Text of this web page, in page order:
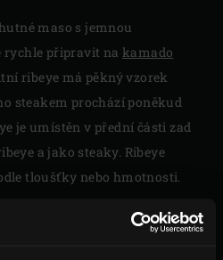
maso s jemnou
připravit na kamado
ribeye má pěkný vzorek
steakem prochází poněkud
je umístěn v přední části zad
a jako steaky. Ribeye
tloušťky nebo hmotnosti.